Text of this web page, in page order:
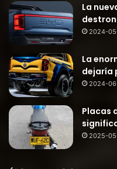
La
2024-
La
dejaría
2024-
Placas
2025-